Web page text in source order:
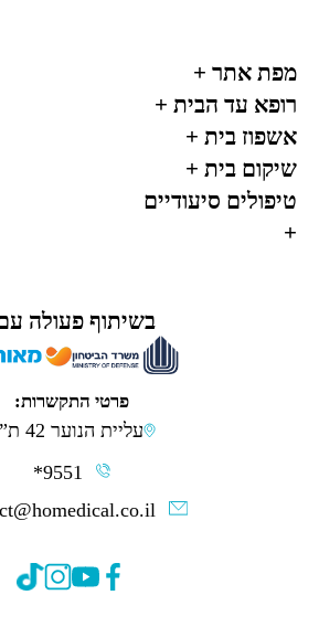
טיפולים סיעודיים
+
שיקום בית +
אשפוז בית +
רופא עד הבית +
מפת אתר +
בשיתוף פעולה
*9551
עליית הנוער 42 ת”א
פרטי התקשרות: